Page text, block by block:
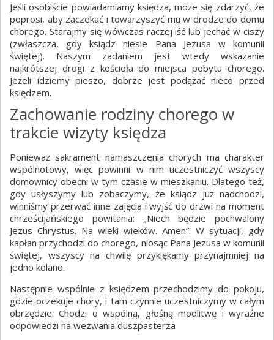
Jeśli osobiście powiadamiamy księdza, może się zdarzyć, że
poprosi, aby zaczekać i towarzyszyć mu w drodze do domu
chorego. Starajmy się wówczas raczej iść lub jechać w ciszy
(zwłaszcza, gdy ksiądz niesie Pana Jezusa w komunii
świętej). Naszym zadaniem jest wtedy wskazanie
najkrótszej drogi z kościoła do miejsca pobytu chorego.
Jeżeli idziemy pieszo, dobrze jest podążać nieco przed
księdzem.
Zachowanie rodziny chorego w
trakcie wizyty księdza
Ponieważ sakrament namaszczenia chorych ma charakter
wspólnotowy, więc powinni w nim uczestniczyć wszyscy
domownicy obecni w tym czasie w mieszkaniu. Dlatego też,
gdy usłyszymy lub zobaczymy, że ksiądz już nadchodzi,
winniśmy przerwać inne zajęcia i wyjść do drzwi na moment
chrześcijańskiego powitania: „Niech będzie pochwalony
Jezus Chrystus. Na wieki wieków. Amen”. W sytuacji, gdy
kapłan przychodzi do chorego, niosąc Pana Jezusa w komunii
świętej, wszyscy na chwilę przyklękamy przynajmniej na
jedno kolano.
Następnie wspólnie z księdzem przechodzimy do pokoju,
gdzie oczekuje chory, i tam czynnie uczestniczymy w całym
obrzędzie. Chodzi o wspólną, głośną modlitwę i wyraźne
odpowiedzi na wezwania duszpasterza